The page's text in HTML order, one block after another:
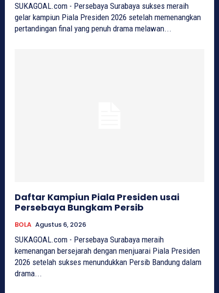
SUKAGOAL.com - Persebaya Surabaya sukses meraih
gelar kampiun Piala Presiden 2026 setelah memenangkan
pertandingan final yang penuh drama melawan...
Daftar Kampiun Piala Presiden usai
Persebaya Bungkam Persib
BOLA Agustus 6, 2026
SUKAGOAL.com - Persebaya Surabaya meraih
kemenangan bersejarah dengan menjuarai Piala Presiden
2026 setelah sukses menundukkan Persib Bandung dalam
drama...